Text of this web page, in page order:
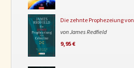
Die zehnte Prophezeiung
von James Redfield
9,95 €